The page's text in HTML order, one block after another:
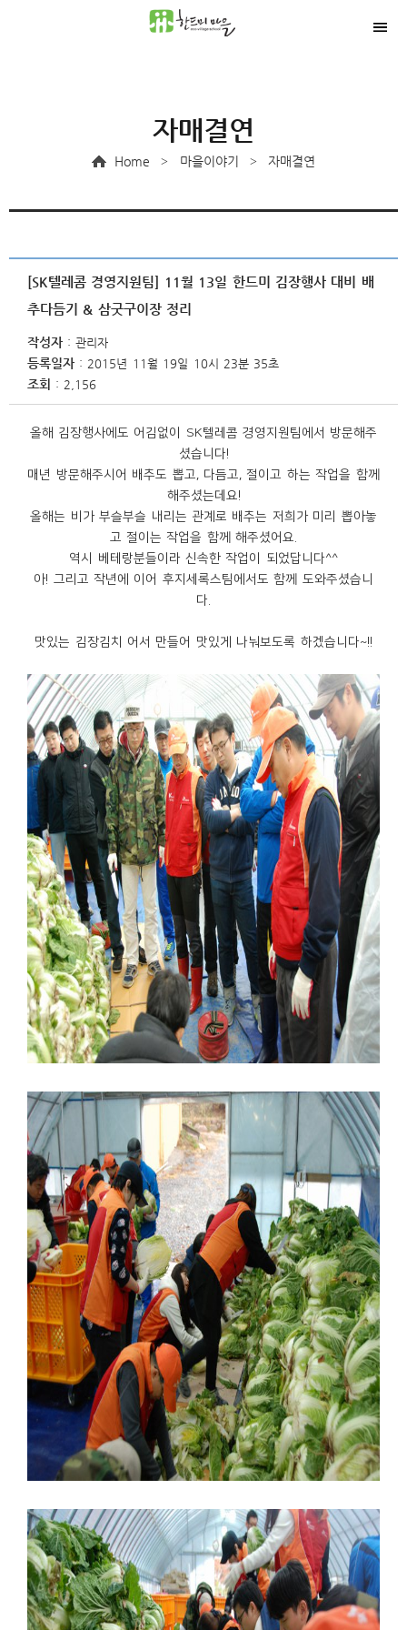
자매결연
Home > 마을이야기 > 자매결연
[SK텔레콤 경영지원팀] 11월 13일 한드미 김장행사 대비 배
추다듬기 & 삼굿구이장 정리
작성자 관리자
등록일자 2015년 11월 19일 10시 23분 35초
조회 2,156
올해 김장행사에도 어김없이 SK텔레콤 경영지원팀에서 방문해주
셨습니다!
매년 방문해주시어 배추도 뽑고, 다듬고, 절이고 하는 작업을 함께
해주셨는데요!
올해는 비가 부슬부슬 내리는 관계로 배추는 저희가 미리 뽑아놓
고 절이는 작업을 함께 해주셨어요.
역시 베테랑분들이라 신속한 작업이 되었답니다^^
아! 그리고 작년에 이어 후지세록스팀에서도 함께 도와주셨습니
다.
맛있는 김장김치 어서 만들어 맛있게 나눠보도록 하겠습니다~!!